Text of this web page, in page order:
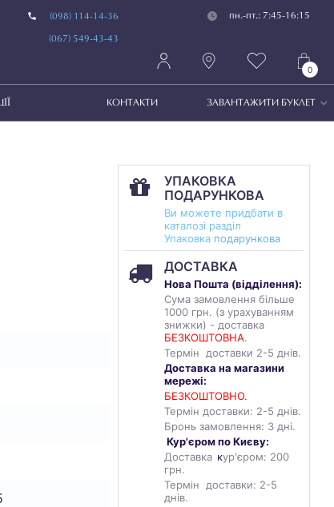
(098) 114-14-36
(067) 549-43-43
пн.-пт.: 7:45-16:15
0
КОНТАКТИ ЗАВАНТАЖИТИ БУКЛЕТ
УПАКОВКА
ПОДАРУНКОВА
Ви можете придбати в
каталозі разділ
Упаковка подарункова
ДОСТАВКА
Нова Пошта (відділення):
Сума замовлення більше
1000 грн. (з урахуванням
знижки) - доставка
БЕЗКОШТОВНА.
Термін доставки 2-5 днів.
Доставка на магазини
мережі:
БЕЗКОШТОВНО.
Термін доставки: 2-5 днів.
Бронь замовлення: 3 дні.
Кур'єром по Києву:
Доставка кур'єром: 200
грн.
Термін доставки: 2-5
днів.